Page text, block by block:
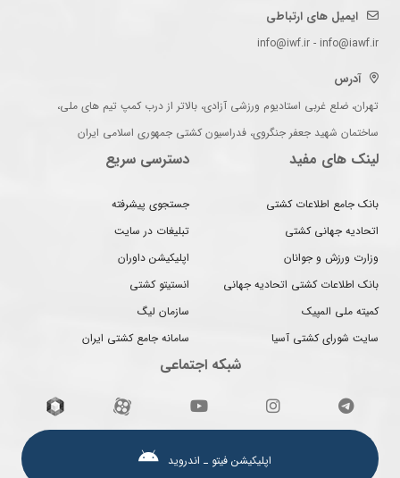
ایمیل های ارتباطی
info@iwf.ir - info@iawf.ir
آدرس
تهران، ضلع غربی استادیوم ورزشی آزادی، بالاتر از درب کمپ تیم های ملی،
ساختمان شهید جعفر جنگروی، فدراسیون کشتی جمهوری اسلامی ایران
لینک های مفید
بانک جامع اطلاعات کشتی
اتحادیه جهانی کشتی
وزارت ورزش و جوانان
بانک اطلاعات کشتی اتحادیه جهانی
کمیته ملی المپیک
سایت شورای کشتی آسیا
دسترسی سریع
جستجوی پیشرفته
تبلیغات در سایت
اپلیکیشن داوران
انستیتو کشتی
سازمان لیگ
سامانه جامع کشتی ایران
شبکه اجتماعی
اپلیکیشن فیتو ـ اندروید